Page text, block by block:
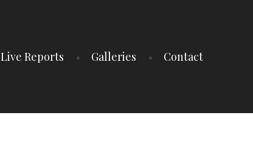
Live Reports Galleries Contact